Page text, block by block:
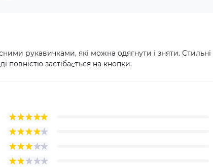
рукавичками, які можна одягнути і зняти. Стильні
повністю застібається на кнопки.